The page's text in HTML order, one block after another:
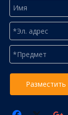
Разместить